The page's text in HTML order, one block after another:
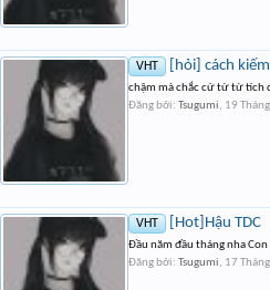
VHT [hỏi] cách
chậm mà chắc cứ từ từ tích
Đăng bởi: Tsugumi, 19
VHT [Hot]Hậu TDC
Đầu năm đầu tháng nha
Đăng bởi: Tsugumi, 17